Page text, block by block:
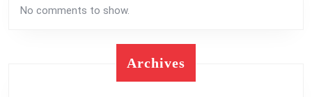
No comments to show.
Archives